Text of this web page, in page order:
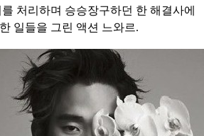
처리하며 승승장구하던 한 해결사에
일들을 그린 액션 느와르.